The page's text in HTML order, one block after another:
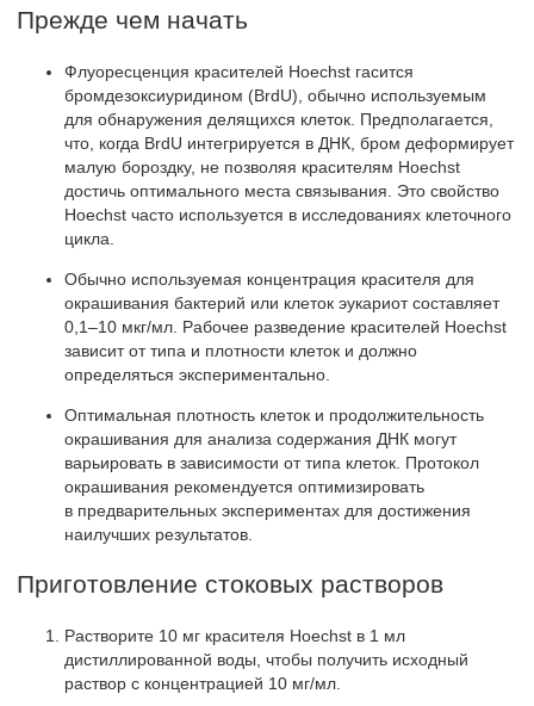
Прежде чем начать
Флуоресценция красителей Hoechst гасится
бромдезоксиуридином (BrdU), обычно используемым
для обнаружения делящихся клеток. Предполагается,
что, когда BrdU интегрируется в ДНК, бром деформирует
малую бороздку, не позволяя красителям Hoechst
достичь оптимального места связывания. Это свойство
Hoechst часто используется в исследованиях клеточного
цикла.
Обычно используемая концентрация красителя для
окрашивания бактерий или клеток эукариот составляет
0,1–10 мкг/мл. Рабочее разведение красителей Hoechst
зависит от типа и плотности клеток и должно
определяться экспериментально.
Оптимальная плотность клеток и продолжительность
окрашивания для анализа содержания ДНК могут
варьировать в зависимости от типа клеток. Протокол
окрашивания рекомендуется оптимизировать
в предварительных экспериментах для достижения
наилучших результатов.
Приготовление стоковых растворов
Растворите 10 мг красителя Hoechst в 1 мл
дистиллированной воды, чтобы получить исходный
раствор с концентрацией 10 мг/мл.